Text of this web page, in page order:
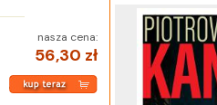
nasza cena:
56,30 zł